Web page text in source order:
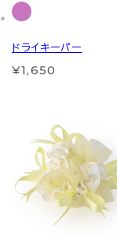
ドライキーパー
¥1,650